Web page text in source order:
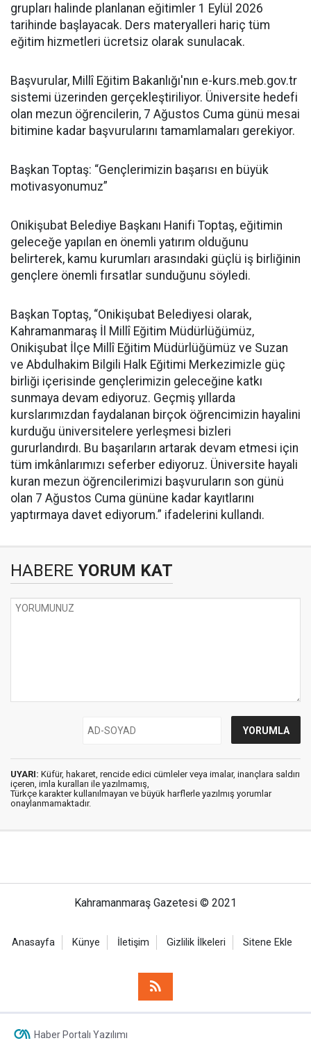
grupları halinde planlanan eğitimler 1 Eylül 2026
tarihinde başlayacak. Ders materyalleri hariç tüm
eğitim hizmetleri ücretsiz olarak sunulacak.
Başvurular, Millî Eğitim Bakanlığı'nın e-kurs.meb.gov.tr
sistemi üzerinden gerçekleştiriliyor. Üniversite hedefi
olan mezun öğrencilerin, 7 Ağustos Cuma günü mesai
bitimine kadar başvurularını tamamlamaları gerekiyor.
Başkan Toptaş: “Gençlerimizin başarısı en büyük
motivasyonumuz”
Onikişubat Belediye Başkanı Hanifi Toptaş, eğitimin
geleceğe yapılan en önemli yatırım olduğunu
belirterek, kamu kurumları arasındaki güçlü iş birliğinin
gençlere önemli fırsatlar sunduğunu söyledi.
Başkan Toptaş, “Onikişubat Belediyesi olarak,
Kahramanmaraş İl Millî Eğitim Müdürlüğümüz,
Onikişubat İlçe Millî Eğitim Müdürlüğümüz ve Suzan
ve Abdulhakim Bilgili Halk Eğitimi Merkezimizle güç
birliği içerisinde gençlerimizin geleceğine katkı
sunmaya devam ediyoruz. Geçmiş yıllarda
kurslarımızdan faydalanan birçok öğrencimizin hayalini
kurduğu üniversitelere yerleşmesi bizleri
gururlandırdı. Bu başarıların artarak devam etmesi için
tüm imkânlarımızı seferber ediyoruz. Üniversite hayali
kuran mezun öğrencilerimizi başvuruların son günü
olan 7 Ağustos Cuma gününe kadar kayıtlarını
yaptırmaya davet ediyorum.” ifadelerini kullandı.
HABERE YORUM KAT
UYARI: Küfür, hakaret, rencide edici cümleler veya imalar, inançlara saldırı
içeren, imla kuralları ile yazılmamış,
Türkçe karakter kullanılmayan ve büyük harflerle yazılmış yorumlar
onaylanmamaktadır.
Kahramanmaraş Gazetesi © 2021
Anasayfa Künye İletişim Gizlilik İlkeleri Sitene Ekle
Haber Portalı Yazılımı